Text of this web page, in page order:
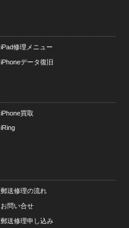
iPad修理メニュー
iPhoneデータ復旧
iPhone買取
iRing
郵送修理の流れ
お問い合せ
郵送修理申し込み